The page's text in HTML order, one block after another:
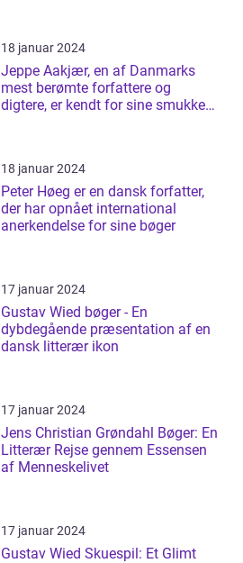
18 januar 2024
Jeppe Aakjær, en af Danmarks
mest berømte forfattere og
digtere, er kendt for sine smukke
18 januar 2024
Peter Høeg er en dansk forfatter,
der har opnået international
anerkendelse for sine bøger
17 januar 2024
Gustav Wied bøger - En
dybdegående præsentation af en
dansk litterær ikon
17 januar 2024
Jens Christian Grøndahl Bøger: En
Litterær Rejse gennem Essensen
af Menneskelivet
17 januar 2024
Gustav Wied Skuespil: Et Glimt